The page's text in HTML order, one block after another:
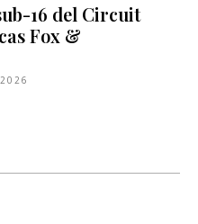
16 del Circuit
Fox &